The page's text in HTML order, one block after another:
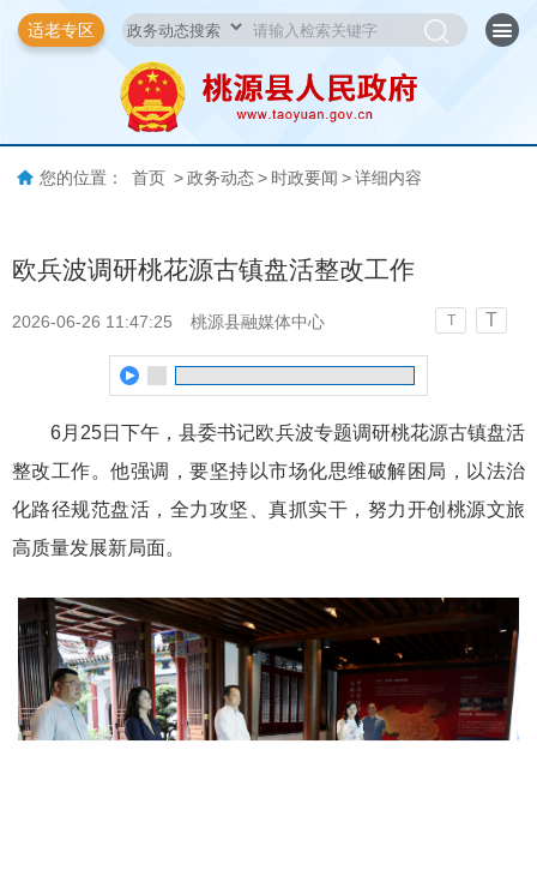
适老专区
您的位置： 首页 > 政务动态 > 时政要闻 > 详细内容
欧兵波调研桃花源古镇盘活整改工作
2026-06-26 11:47:25 桃源县融媒体中心 T T
6月25日下午，县委书记欧兵波专题调研桃花源古镇盘活
整改工作。他强调，要坚持以市场化思维破解困局，以法治
化路径规范盘活，全力攻坚、真抓实干，努力开创桃源文旅
高质量发展新局面。